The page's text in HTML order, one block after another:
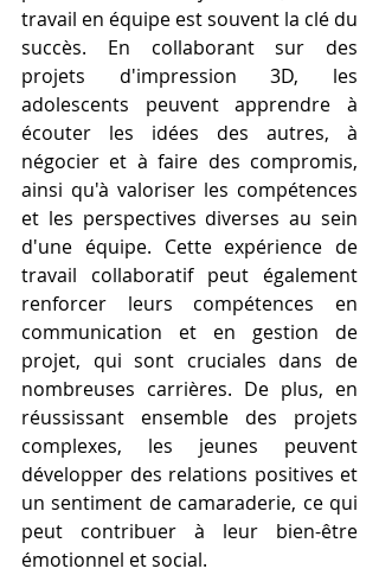
travail en équipe est souvent la clé du
succès. En collaborant sur des
projets d'impression 3D, les
adolescents peuvent apprendre à
écouter les idées des autres, à
négocier et à faire des compromis,
ainsi qu'à valoriser les compétences
et les perspectives diverses au sein
d'une équipe. Cette expérience de
travail collaboratif peut également
renforcer leurs compétences en
communication et en gestion de
projet, qui sont cruciales dans de
nombreuses carrières. De plus, en
réussissant ensemble des projets
complexes, les jeunes peuvent
développer des relations positives et
un sentiment de camaraderie, ce qui
peut contribuer à leur bien-être
émotionnel et social.